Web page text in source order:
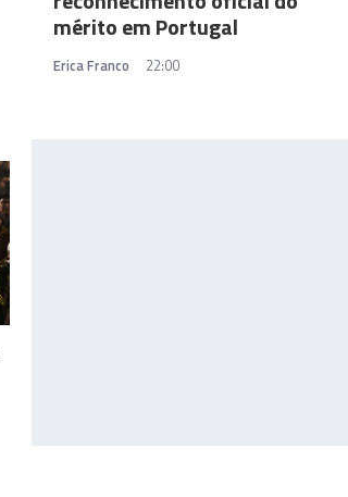
mérito em Portugal
Erica Franco 22:00